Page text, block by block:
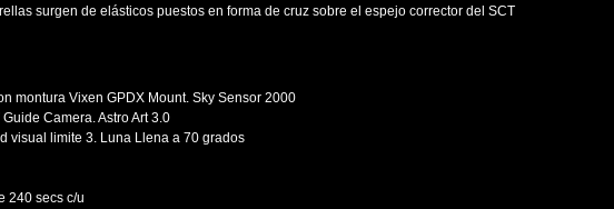
surgen de elásticos puestos en forma de cruz sobre el espejo corrector del SCT
montura Vixen GPDX Mount. Sky Sensor 2000
Camera. Astro Art 3.0
visual limite 3. Luna Llena a 70 grados
240 secs c/u